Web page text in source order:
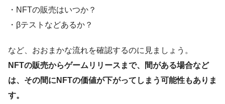
・NFTの販売はいつか？
・βテストなどあるか？
など、おおまかな流れを確認するのに見ましょう。
NFTの販売からゲームリリースまで、間がある場合など
は、その間にNFTの価値が下がってしまう可能性もありま
す。